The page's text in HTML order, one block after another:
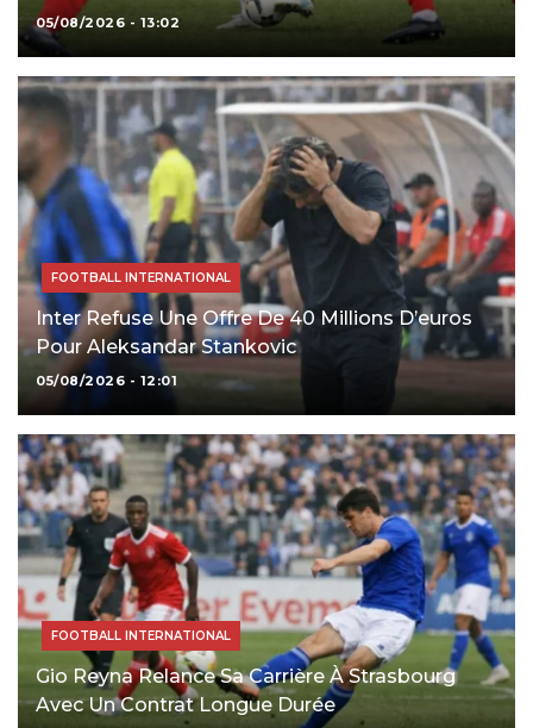
05/08/2026 - 13:02
FOOTBALL INTERNATIONAL
Inter Refuse Une Offre De 40 Millions D’euros
Pour Aleksandar Stankovic
05/08/2026 - 12:01
FOOTBALL INTERNATIONAL
Gio Reyna Relance Sa Carrière À Strasbourg
Avec Un Contrat Longue Durée